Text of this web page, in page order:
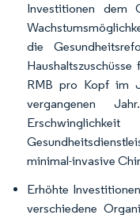
Investitionen dem
die
RMB pro Kopf im
vergangenen
minimal-invasive
Erhöhte
verschiedene